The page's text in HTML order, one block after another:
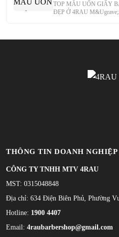
TOP MẪU UỐN GIẤY
ĐẸP Ở 4RAU
THÔNG TIN DOANH NGHIỆP
CÔNG TY TNHH MTV 4RAU
MST: 0315048848
Địa chỉ: 634 Điện Biên Phủ, Phường
Hotline: 1900 4407
Email: 4raubarbershop@gmail.com